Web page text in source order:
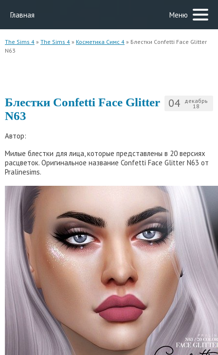
Главная Меню
The Sims 4 » The Sims 4 » Косметика Симс 4 » Блестки Confetti Face Glitter
N63
04 декабрь
18
Блестки Confetti Face Glitter
N63
Автор:
Милые блестки для лица, которые представлены в 20 версиях
расцветок. Оригинальное название Confetti Face Glitter N63 от
Pralinesims.